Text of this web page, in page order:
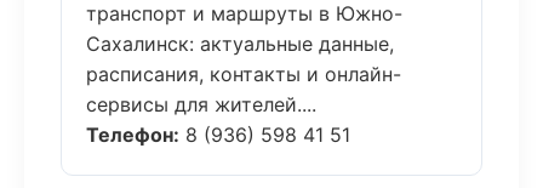
транспорт и маршруты в Южно-
Сахалинск: актуальные данные,
расписания, контакты и онлайн-
сервисы для жителей....
Телефон: 8 (936) 598 41 51